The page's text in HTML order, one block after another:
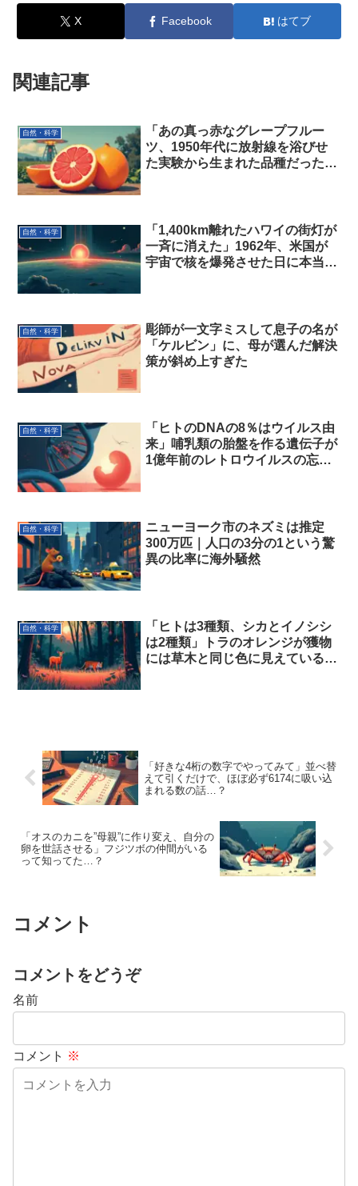
X Facebook はてブ
関連記事
自然・科学
「あの真っ赤なグレープフルー
ツ、1950年代に放射線を浴びせ
た実験から生まれた品種だった」
自然・科学
「1,400km離れたハワイの街灯が
一斉に消えた」1962年、米国が
宇宙で核を爆発させた日に本当に
自然・科学
彫師が一文字ミスして息子の名が
「ケルビン」に、母が選んだ解決
策が斜め上すぎた
自然・科学
「ヒトのDNAの8％はウイルス由
来」哺乳類の胎盤を作る遺伝子が
1億年前のレトロウイルスの忘れ
自然・科学
ニューヨーク市のネズミは推定
300万匹｜人口の3分の1という驚
異の比率に海外騒然
自然・科学
「ヒトは3種類、シカとイノシシ
は2種類」トラのオレンジが獲物
には草木と同じ色に見えている理
「好きな4桁の数字でやってみて」並べ替
えて引くだけで、ほぼ必ず6174に吸い込
まれる数の話…？
「オスのカニを”母親”に作り変え、自分の
卵を世話させる」フジツボの仲間がいる
って知ってた…？
コメント
コメントをどうぞ
名前
コメント ※